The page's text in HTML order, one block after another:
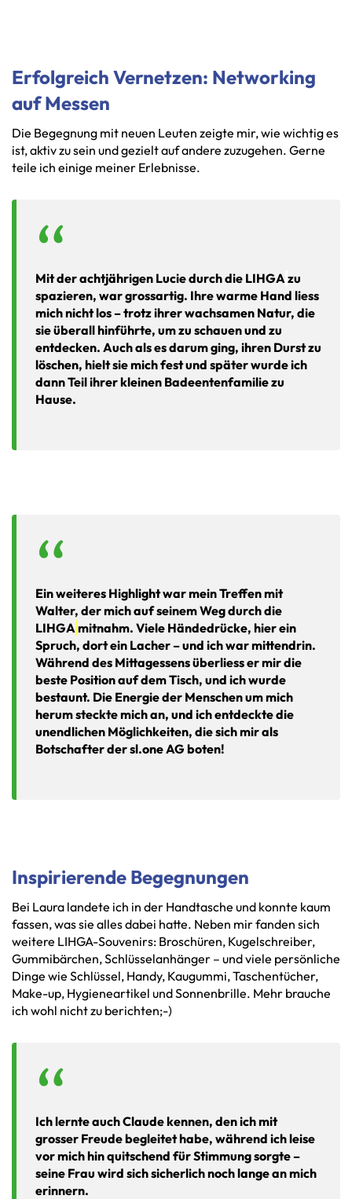
Erfolgreich Vernetzen: Networking
auf Messen
Die Begegnung mit neuen Leuten zeigte mir, wie wichtig es
ist, aktiv zu sein und gezielt auf andere zuzugehen. Gerne
teile ich einige meiner Erlebnisse.
Mit der achtjährigen Lucie durch die LIHGA zu
spazieren, war grossartig. Ihre warme Hand liess
mich nicht los – trotz ihrer wachsamen Natur, die
sie überall hinführte, um zu schauen und zu
entdecken. Auch als es darum ging, ihren Durst zu
löschen, hielt sie mich fest und später wurde ich
dann Teil ihrer kleinen Badeentenfamilie zu
Hause.
Ein weiteres Highlight war mein Treffen mit
Walter, der mich auf seinem Weg durch die
LIHGA mitnahm. Viele Händedrücke, hier ein
Spruch, dort ein Lacher – und ich war mittendrin.
Während des Mittagessens überliess er mir die
beste Position auf dem Tisch, und ich wurde
bestaunt. Die Energie der Menschen um mich
herum steckte mich an, und ich entdeckte die
unendlichen Möglichkeiten, die sich mir als
Botschafter der sl.one AG boten!
Inspirierende Begegnungen
Bei Laura landete ich in der Handtasche und konnte kaum
fassen, was sie alles dabei hatte. Neben mir fanden sich
weitere LIHGA-Souvenirs: Broschüren, Kugelschreiber,
Gummibärchen, Schlüsselanhänger – und viele persönliche
Dinge wie Schlüssel, Handy, Kaugummi, Taschentücher,
Make-up, Hygieneartikel und Sonnenbrille. Mehr brauche
ich wohl nicht zu berichten;-)
Ich lernte auch Claude kennen, den ich mit
grosser Freude begleitet habe, während ich leise
vor mich hin quitschend für Stimmung sorgte –
seine Frau wird sich sicherlich noch lange an mich
erinnern.